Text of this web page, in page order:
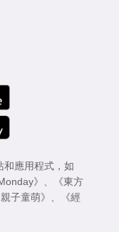
和應用程式，如
》 、
《東方
子童萌》 、
《經